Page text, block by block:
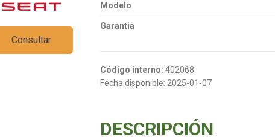
Consultar
Modelo
Garantia
Código interno: 402068
Fecha disponible: 2025-01-07
DESCRIPCIÓN